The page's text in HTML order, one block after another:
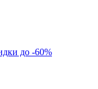
до -60%